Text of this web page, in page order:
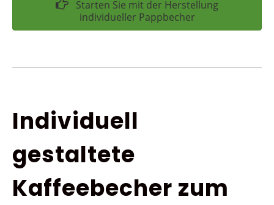
Starten Sie mit der Herstellung
individueller Pappbecher
Individuell
gestaltete
Kaffeebecher zum